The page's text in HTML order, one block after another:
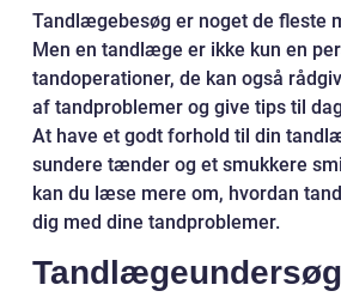
Tandlægebesøg er noget de fleste
Men en tandlæge er ikke kun en
tandoperationer, de kan også
af tandproblemer og give tips til
At have et godt forhold til din
sundere tænder og et smukkere
kan du læse mere om, hvordan
dig med dine tandproblemer.